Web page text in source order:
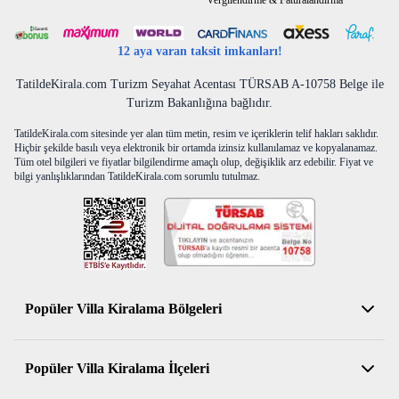
Maalesef evcil hayvan ile konaklama kabul
12 aya varan taksit imkanları!
TatildeKirala.com Turizm Seyahat Acentası TÜRSAB A-10758 Belge ile
Turizm Bakanlığına bağlıdır.
TatildeKirala.com sitesinde yer alan tüm metin, resim ve içeriklerin telif hakları saklıdır.
Hiçbir şekilde basılı veya elektronik bir ortamda izinsiz kullanılamaz ve kopyalanamaz.
Tüm otel bilgileri ve fiyatlar bilgilendirme amaçlı olup, değişiklik arz edebilir. Fiyat ve
bilgi yanlışlıklarından TatildeKirala.com sorumlu tutulmaz.
Popüler Villa Kiralama Bölgeleri
Antalya Kiralık Villa
Muğla Kiralık Villa
Popüler Villa Kiralama İlçeleri